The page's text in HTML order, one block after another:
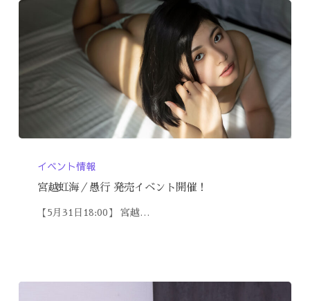
イベント情報
宮越虹海／愚行 発売イベント開催！
【5月31日18:00】 宮越…